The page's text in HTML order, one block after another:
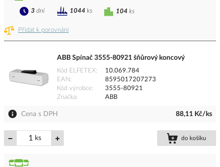
Přidat k porovnání
104 ks
3 dní 1044 ks
ABB Spínač 3555-80921 šňůrový koncový
Kód ELFETEX
10.069.784
EAN
8595017207273
Kód výrobce
3555-80921
Značka
ABB
Cena s DPH 88,11 Kč/ks
ks do košíku